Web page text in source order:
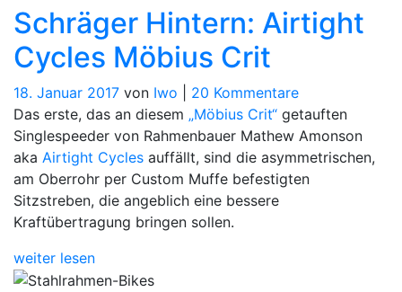
Schräger Hintern: Airtight
Cycles Möbius Crit
18. Januar 2017 von Iwo 20 Kommentarezu
Schräger
Hintern:
Airtight
Cycles
Das erste, das an diesem „Möbius Crit“ getauften
Singlespeeder von Rahmenbauer Mathew Amonson
aka Airtight Cycles auffällt, sind die asymmetrischen,
am Oberrohr per Custom Muffe befestigten
Sitzstreben, die angeblich eine bessere
Kraftübertragung bringen sollen.
weiter lesen